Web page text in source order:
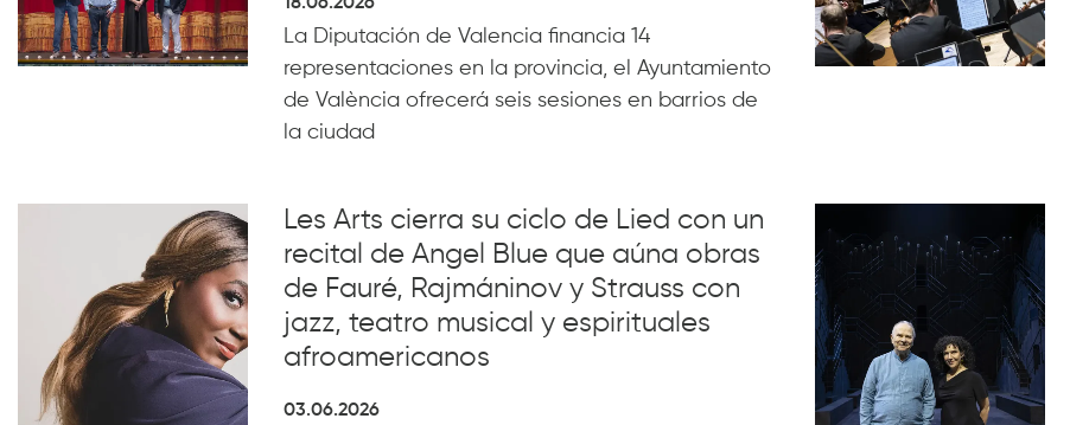
La Diputación de Valencia financia 14
representaciones en la provincia, el Ayuntamiento
de València ofrecerá seis sesiones en barrios de
la ciudad
Les Arts cierra su ciclo de Lied con un
recital de Angel Blue que aúna obras
de Fauré, Rajmáninov y Strauss con
jazz, teatro musical y espirituales
afroamericanos
03.06.2026